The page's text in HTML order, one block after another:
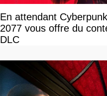
En attendant
2077 vous offre du
DLC